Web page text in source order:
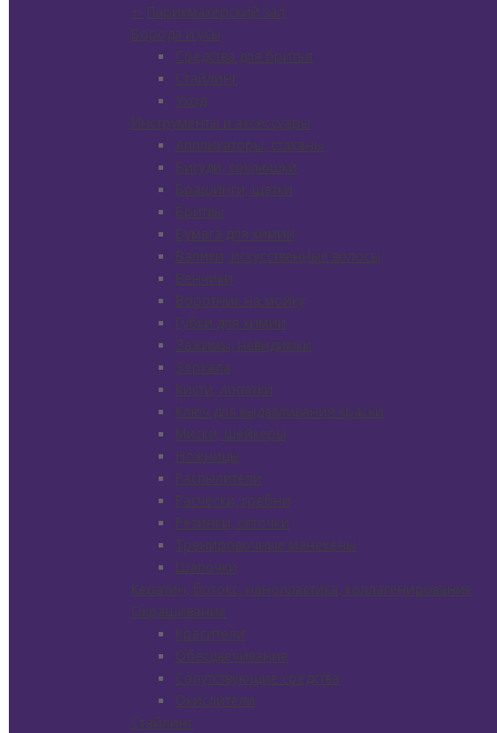
+- Парикмахерский зал
Борода и усы
Средства для бритья
Стайлинг
Уход
Инструменты и аксессуары
Аппликаторы, стаканы
Бигуди, коклюшки
Брашинги, щетки
Бритвы
Бумага для химии
Валики, искусственные волосы
Венчики
Воротник на мойку
Губки для химии
Зажимы, невидимки
Зеркала
Кисти, лопатки
Ключ для выдавливания краски
Миски, шейкеры
Ножницы
Распылители
Расчески, гребни
Резинки, сеточки
Тренировочные манекены
Шапочки
Кератин, ботокс, нанопластика, коллагенирование
Окрашивание
Красители
Обесцвечивание
Сопутствующие средства
Окислители
Стайлинг